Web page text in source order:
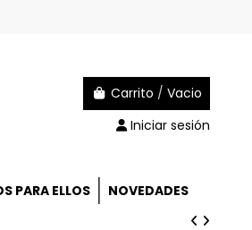
Carrito / Vacio
Iniciar sesión
PARA ELLOS NOVEDADES